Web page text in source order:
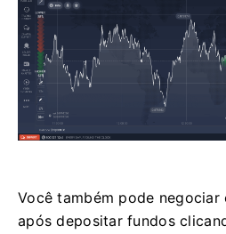
Você também pode negociar
após depositar fundos